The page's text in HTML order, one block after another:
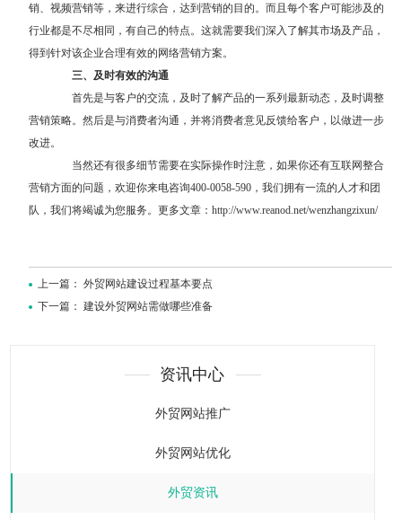
销、视频营销等，来进行综合，达到营销的目的。而且每个客户可能涉及的
行业都是不尽相同，有自己的特点。这就需要我们深入了解其市场及产品，
得到针对该企业合理有效的网络营销方案。
三、及时有效的沟通
首先是与客户的交流，及时了解产品的一系列最新动态，及时调整
营销策略。然后是与消费者沟通，并将消费者意见反馈给客户，以做进一步
改进。
当然还有很多细节需要在实际操作时注意，如果你还有互联网整合
营销方面的问题，欢迎你来电咨询400-0058-590，我们拥有一流的人才和团
队，我们将竭诚为您服务。更多文章：http://www.reanod.net/wenzhangzixun/
上一篇：外贸网站建设过程基本要点
下一篇：建设外贸网站需做哪些准备
资讯中心
外贸网站推广
外贸网站优化
外贸资讯